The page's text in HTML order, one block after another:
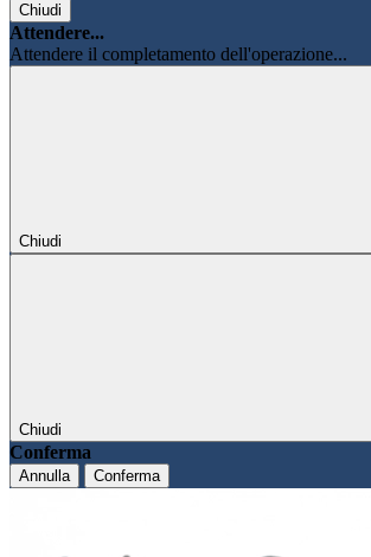
Chiudi
Attendere...
Attendere il completamento dell'operazione...
Chiudi
Chiudi
Conferma
Annulla Conferma